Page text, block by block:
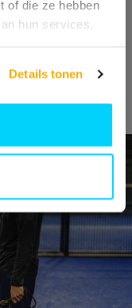
of die ze hebben
hun services.
Details tonen
sich bitte an